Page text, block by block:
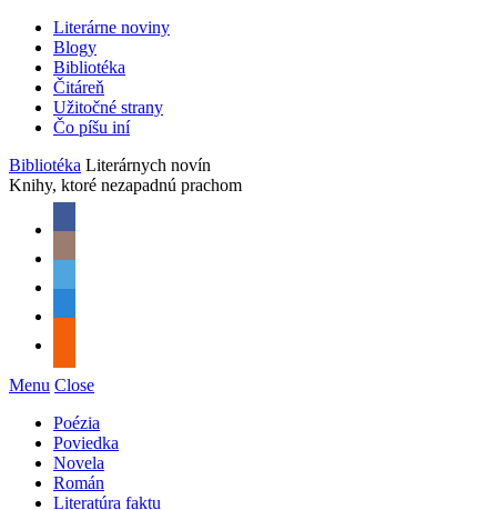
Literárne noviny
Blogy
Bibliotéka
Čitáreň
Užitočné strany
Čo píšu iní
Bibliotéka Literárnych novín
Knihy, ktoré nezapadnú prachom
Menu Close
Poézia
Poviedka
Novela
Román
Literatúra faktu